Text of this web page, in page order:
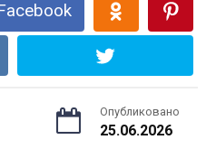
Опубликовано
25.06.2026